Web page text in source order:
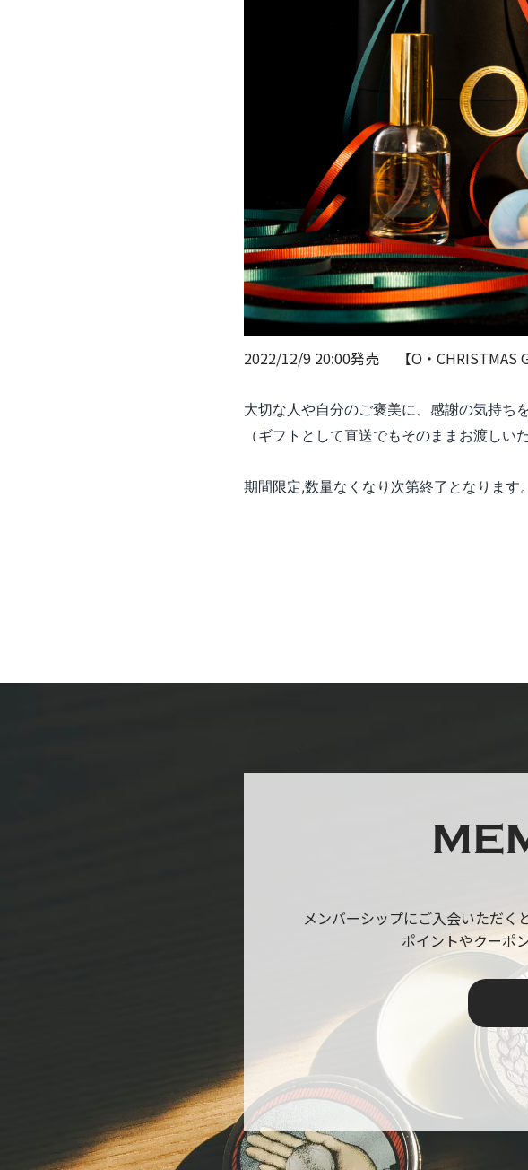
2022/12/9 20:00発売 【O・CHRISTMAS
大切な人や自分のご褒美に、感謝の気持ち
（ギフトとして直送でもそのままお渡しい
期間限定,数量なくなり次第終了となります。
メンバーシップにご入会いただくと
ポイントやクーポ